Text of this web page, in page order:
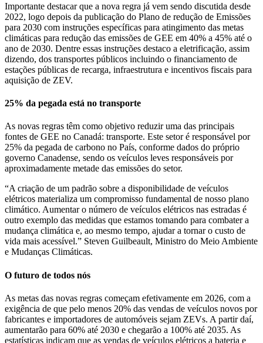
Importante destacar que a nova regra já vem sendo discutida desde
2022, logo depois da publicação do Plano de redução de Emissões
para 2030 com instruções específicas para atingimento das metas
climáticas para redução das emissões de GEE em 40% a 45% até o
ano de 2030. Dentre essas instruções destaco a eletrificação, assim
dizendo, dos transportes públicos incluindo o financiamento de
estações públicas de recarga, infraestrutura e incentivos fiscais para
aquisição de ZEV.
25% da pegada está no transporte
As novas regras têm como objetivo reduzir uma das principais
fontes de GEE no Canadá: transporte. Este setor é responsável por
25% da pegada de carbono no País, conforme dados do próprio
governo Canadense, sendo os veículos leves responsáveis por
aproximadamente metade das emissões do setor.
“A criação de um padrão sobre a disponibilidade de veículos
elétricos materializa um compromisso fundamental de nosso plano
climático. Aumentar o número de veículos elétricos nas estradas é
outro exemplo das medidas que estamos tomando para combater a
mudança climática e, ao mesmo tempo, ajudar a tornar o custo de
vida mais acessível.” Steven Guilbeault, Ministro do Meio Ambiente
e Mudanças Climáticas.
O futuro de todos nós
As metas das novas regras começam efetivamente em 2026, com a
exigência de que pelo menos 20% das vendas de veículos novos por
fabricantes e importadores de automóveis sejam ZEVs. A partir daí,
aumentarão para 60% até 2030 e chegarão a 100% até 2035. As
estatísticas indicam que as vendas de veículos elétricos a bateria e